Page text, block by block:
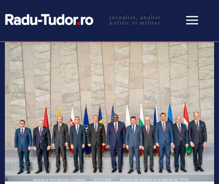
jurnalist, analist
politic si militar